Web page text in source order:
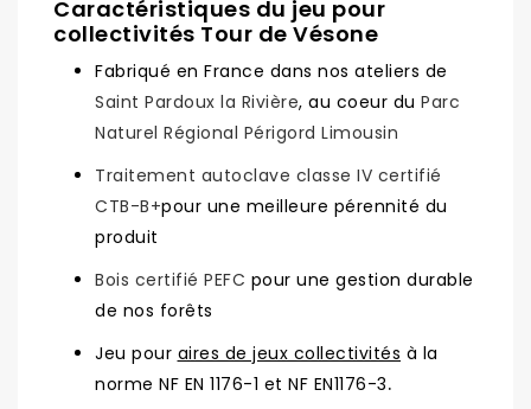
Caractéristiques du jeu pour
collectivités Tour de Vésone
Fabriqué en France dans nos ateliers de
Saint Pardoux la Rivière, au coeur du Parc
Naturel Régional Périgord Limousin
Traitement autoclave classe IV certifié
CTB-B+pour une meilleure pérennité du
produit
Bois certifié PEFC pour une gestion durable
de nos forêts
Jeu pour aires de jeux collectivités à la
norme NF EN 1176-1 et NF EN1176-3.